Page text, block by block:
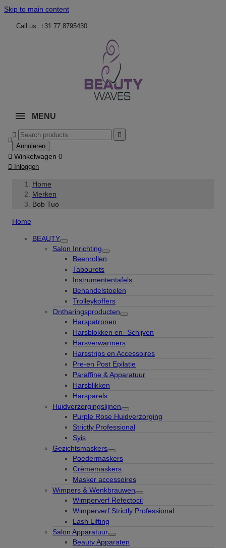
Skip to main content
Call us: +31 77 8795430
MENU



Annuleren
 Winkelwagen 0
 Inloggen
Home
Merken
Bob Tuo
Home
BEAUTY
Salon Inrichting
Beenrollen
Tabourets
Instrumententafels
Behandelstoelen
Trolleykoffers
Ontharingsproducten
Harspatronen
Harsblokken en- Schijven
Harsverwarmers
Harsstrips en Accessoires
Pre-en Post Epilatie
Paraffine & Apparatuur
Harsblikken
Harsparels
Huidverzorgingslijnen
Purple Rose Huidverzorging
Strictly Professional
Syis
Gezichtsmaskers
Poedermaskers
Crèmemaskers
Masker accessoires
Wimpers & Wenkbrauwen
Wimperverf Refectocil
Wimperverf Strictly Professional
Lash Lifting
Salon Apparatuur
Beauty Apparaten